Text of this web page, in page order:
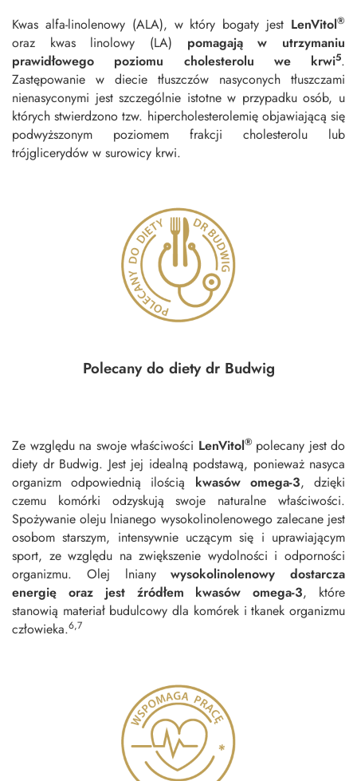
Kwas alfa-linolenowy (ALA), w który bogaty jest LenVitol®
oraz kwas linolowy (LA)
pomagają w utrzymaniu
prawidłowego poziomu cholesterolu we
krwi5.
Zastępowanie w diecie tłuszczów nasyconych tłuszczami
nienasyconymi jest szczególnie istotne w przypadku osób, u
których stwierdzono tzw. hipercholesterolemię objawiającą się
podwyższonym poziomem frakcji cholesterolu lub
trójglicerydów w surowicy krwi.
Polecany do diety dr Budwig
Ze względu na swoje właściwości LenVitol® polecany jest do
diety dr Budwig. Jest jej idealną podstawą, ponieważ nasyca
organizm odpowiednią ilością
kwasów omega-3, dzięki
czemu komórki odzyskują swoje naturalne właściwości.
Spożywanie oleju lnianego wysokolinolenowego zalecane jest
osobom starszym, intensywnie uczącym się i uprawiającym
sport, ze względu na zwiększenie wydolności i odporności
organizmu. Olej lniany
wysokolinolenowy
dostarcza
energię oraz jest źródłem kwasów omega-3, które
stanowią materiał budulcowy dla komórek i tkanek organizmu
człowieka.6,7